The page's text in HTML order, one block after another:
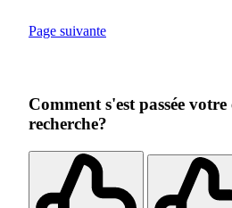
Page suivante
Comment s'est passée votre
recherche?